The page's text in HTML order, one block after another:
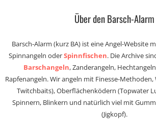
Über den Barsch-Alarm
Barsch-Alarm (kurz BA) ist eine Angel-Website
Spinnangeln oderSpinnfischen. Die Archive
Barschangeln, Zanderangeln,
Rapfenangeln. Wir angeln mit Finesse-
Twitchbaits), Oberflächenködern (Topwater
Spinnern, Blinkern und natürlich viel mit
(Jigkopf).